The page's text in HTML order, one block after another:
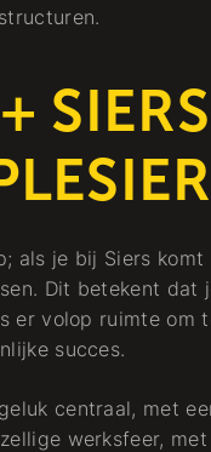
als je bij Siers
Dit betekent dat
er volop ruimte om
succes.
centraal, met
werksfeer,